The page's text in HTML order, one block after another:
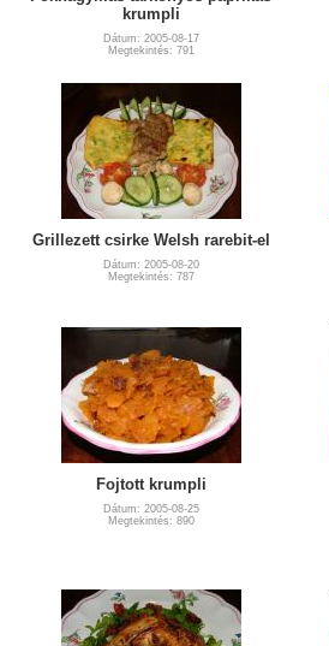
krumpli
Dátum: 2005-08-17
Megtekintés: 791
Grillezett csirke Welsh rarebit-el
Dátum: 2005-08-20
Megtekintés: 787
Fojtott krumpli
Dátum: 2005-08-25
Megtekintés: 890